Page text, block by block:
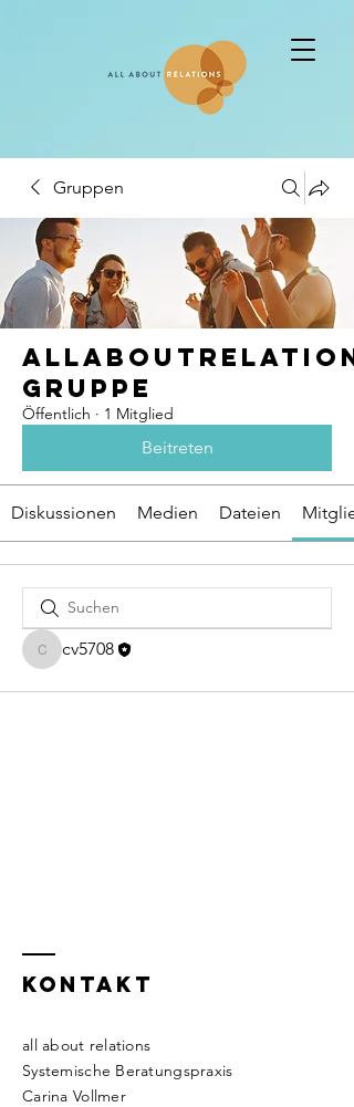
Gruppen
Gruppe
Öffentlich · 1 Mitglied
Beitreten
Diskussionen Medien Dateien
cv5708cv5708
KONTAKT
all about relations
Systemische Beratungspraxis
Carina Vollmer